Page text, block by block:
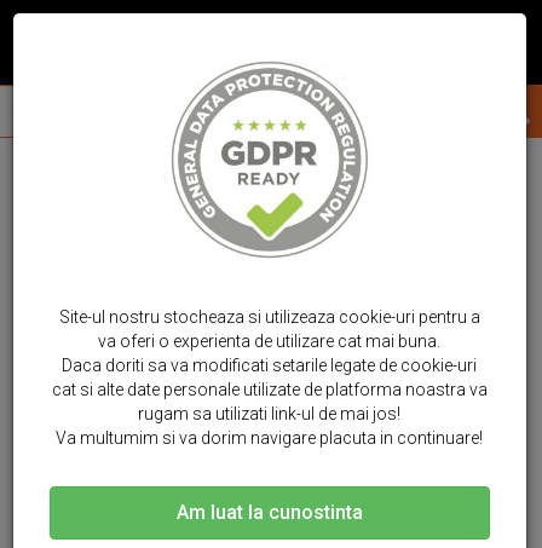
Site-ul nostru stocheaza si utilizeaza cookie-uri pentru a
va oferi o experienta de utilizare cat mai buna.
Daca doriti sa va modificati setarile legate de cookie-uri
cat si alte date personale utilizate de platforma noastra va
rugam sa utilizati link-ul de mai jos!
Va multumim si va dorim navigare placuta in continuare!
Am luat la cunostinta